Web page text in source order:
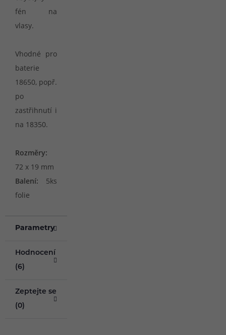
fén na
vlasy.
Vhodné pro
baterie
18650, popř.
po
zastřihnutí i
na 18350.
Rozměry:
72 x 19 mm
Balení: 5ks
folie
Parametry
Hodnocení
(6)
Zeptejte se
(0)